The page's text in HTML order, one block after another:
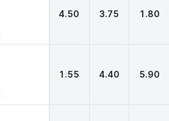
4.50 3.75 1.80
1.55 4.40 5.90